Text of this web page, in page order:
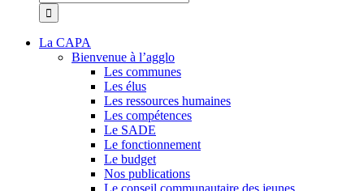
La CAPA
Bienvenue à l’agglo
Les communes
Les élus
Les ressources humaines
Les compétences
Le SADE
Le fonctionnement
Le budget
Nos publications
Le conseil communautaire des jeunes